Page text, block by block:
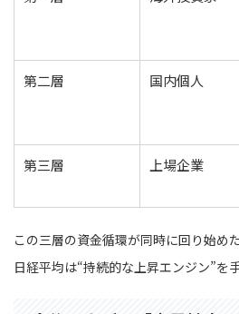
第二層 国内個人
第三層 上場企業
この三層の資金循環が同時に回り始めた
日経平均は“持続的な上昇エンジン”を